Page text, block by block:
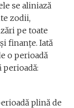
se aliniază
zodii,
pe toate
finanțe. Iată
o perioadă
perioadă:
plină de